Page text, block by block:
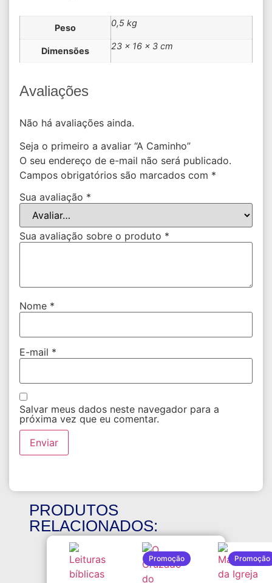
Peso 0,5 kg
Dimensões 23 × 16 × 3 cm
Avaliações
Não há avaliações ainda.
Seja o primeiro a avaliar “A Caminho”
O seu endereço de e-mail não será publicado.
Campos obrigatórios são marcados com *
Sua avaliação *
Sua avaliação sobre o produto *
Nome *
E-mail *
Salvar meus dados neste navegador para a
próxima vez que eu comentar.
PRODUTOS
RELACIONADOS:
Promoção Promoção